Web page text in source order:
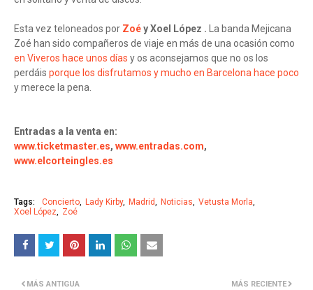
Esta vez teloneados por Zoéy Xoel López . La banda Mejicana
Zoé han sido compañeros de viaje en más de una ocasión como
en Viveros hace unos días y os aconsejamos que no os los
perdáis porque los disfrutamos y mucho en Barcelona hace poco
y merece la pena.
Entradas a la venta en:
www.ticketmaster.es, www.entradas.com,
www.elcorteingles.es
Tags: Concierto Lady Kirby Madrid Noticias
Vetusta Morla
Xoel López
Zoé
MÁS RECIENTE
MÁS ANTIGUA